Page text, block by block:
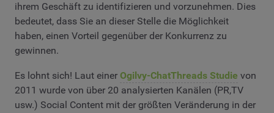
ihrem Geschäft zu identifizieren und vorzunehmen. Dies
bedeutet, dass Sie an dieser Stelle die Möglichkeit
haben, einen Vorteil gegenüber der Konkurrenz zu
gewinnen.
Es lohnt sich! Laut einer Ogilvy-ChatThreads Studie von
2011 wurde von über 20 analysierten Kanälen (PR,TV
usw.) Social Content mit der größten Veränderung in der